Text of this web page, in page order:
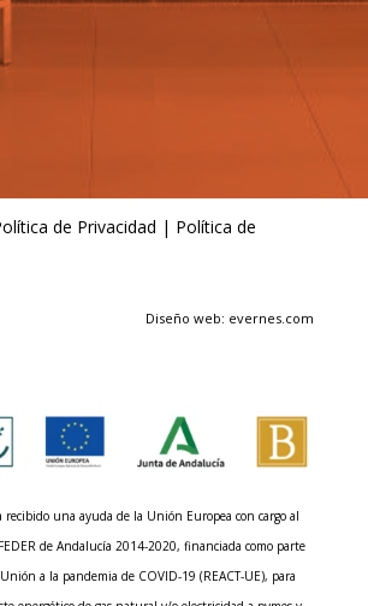
de Privacidad | Política de
Diseño web: evernes.com
recibido una ayuda de la Unión Europea con cargo al
de Andalucía 2014-2020, financiada como parte
a la pandemia de COVID-19 (REACT-UE), para